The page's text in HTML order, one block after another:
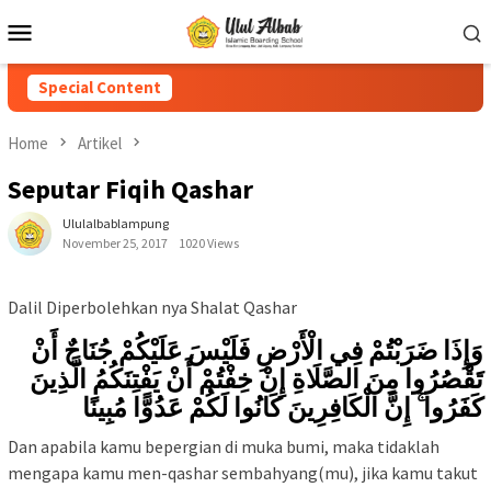
Special Content
Home Artikel
Seputar Fiqih Qashar
Ululalbablampung
November 25, 2017
1020 Views
Dalil Diperbolehkan nya Shalat Qashar
وَإِذَا ضَرَبْتُمْ فِي الْأَرْضِ فَلَيْسَ عَلَيْكُمْ جُنَاحٌ أَنْ
تَقْصُرُوا مِنَ الصَّلَاةِ إِنْ خِفْتُمْ أَنْ يَفْتِنَكُمُ الَّذِينَ
كَفَرُوا ۚ إِنَّ الْكَافِرِينَ كَانُوا لَكُمْ عَدُوًّا مُبِينًا
Dan apabila kamu bepergian di muka bumi, maka tidaklah
mengapa kamu men-qashar sembahyang(mu), jika kamu takut